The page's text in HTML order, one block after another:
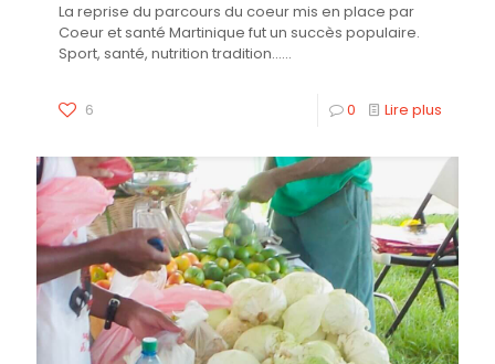
La reprise du parcours du coeur mis en place par
Coeur et santé Martinique fut un succès populaire.
Sport, santé, nutrition tradition......
6 0 Lire plus